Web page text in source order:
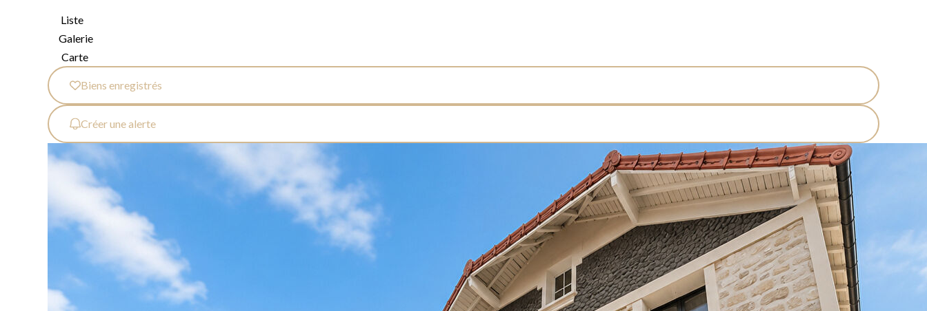
Liste
Galerie
Carte
Biens enregistrés
Créer une alerte